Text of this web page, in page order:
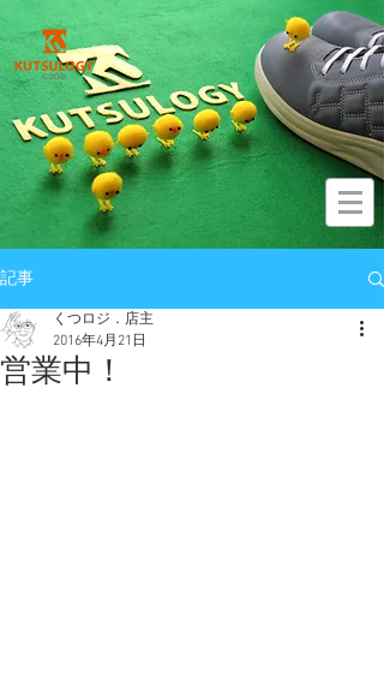
記事
営業中！
くつロジ．店主
2016年4月21日